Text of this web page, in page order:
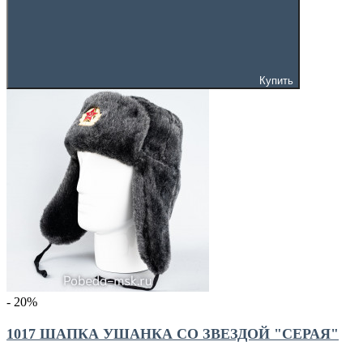
Купить
- 20%
1017 ШАПКА УШАНКА СО ЗВЕЗДОЙ "СЕРАЯ"